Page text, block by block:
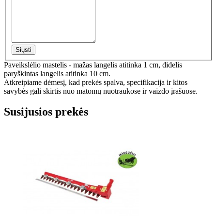
Siųsti
Paveikslėlio mastelis - mažas langelis atitinka 1 cm, didelis
paryškintas langelis atitinka 10 cm.
Atkreipiame dėmesį, kad prekės spalva, specifikacija ir kitos
savybės gali skirtis nuo matomų nuotraukose ir vaizdo įrašuose.
Susijusios prekės